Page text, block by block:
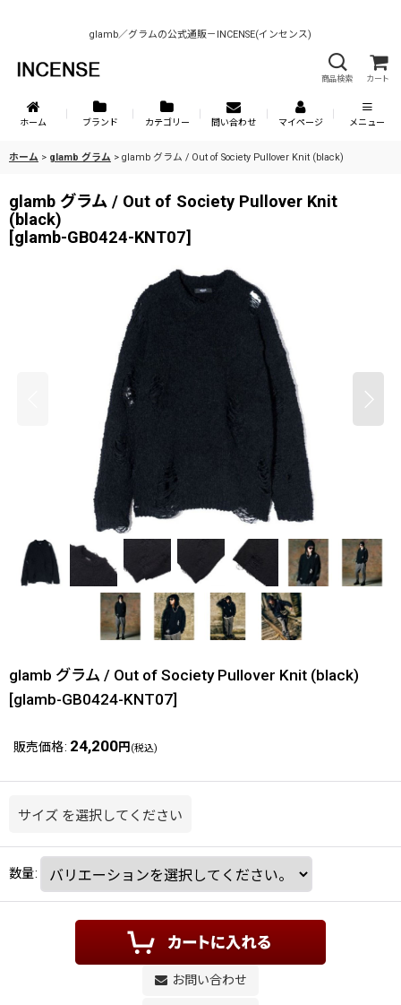
glamb／グラムの公式通販－INCENSE(インセンス)
商品検索 カート
ホーム ブランド カテゴリー 問い合わせ マイページ メニュー
ホーム > glamb グラム > glamb グラム / Out of Society Pullover Knit (black)
glamb グラム / Out of Society Pullover Knit
(black)
[glamb-GB0424-KNT07]
glamb グラム / Out of Society Pullover Knit (black)
[glamb-GB0424-KNT07]
販売価格: 24,200円 (税込)
サイズ を選択してください
数量:
お問い合わせ